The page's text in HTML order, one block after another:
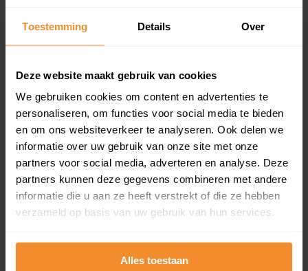
Toestemming Details Over
Deze website maakt gebruik van cookies
We gebruiken cookies om content en advertenties te
personaliseren, om functies voor social media te bieden
en om ons websiteverkeer te analyseren. Ook delen we
informatie over uw gebruik van onze site met onze
partners voor social media, adverteren en analyse. Deze
partners kunnen deze gegevens combineren met andere
informatie die u aan ze heeft verstrekt of die ze hebben
verzameld op basis van uw gebruik van hun services.
Alles toestaan
en koopdatum) binnen een postcodegebied. Dit
koopsommen.
Bekijk product
Direct leverbaar
Kadastrale kaart pakket
Alleen globale ligging perceel